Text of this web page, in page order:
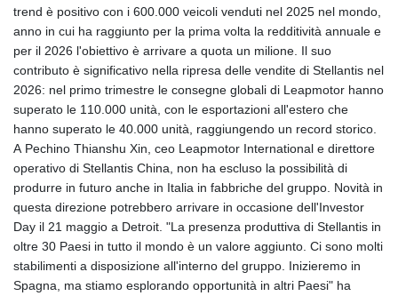
trend è positivo con i 600.000 veicoli venduti nel 2025 nel mondo,
anno in cui ha raggiunto per la prima volta la redditività annuale e
per il 2026 l'obiettivo è arrivare a quota un milione. Il suo
contributo è significativo nella ripresa delle vendite di Stellantis nel
2026: nel primo trimestre le consegne globali di Leapmotor hanno
superato le 110.000 unità, con le esportazioni all'estero che
hanno superato le 40.000 unità, raggiungendo un record storico.
A Pechino Thianshu Xin, ceo Leapmotor International e direttore
operativo di Stellantis China, non ha escluso la possibilità di
produrre in futuro anche in Italia in fabbriche del gruppo. Novità in
questa direzione potrebbero arrivare in occasione dell'Investor
Day il 21 maggio a Detroit. "La presenza produttiva di Stellantis in
oltre 30 Paesi in tutto il mondo è un valore aggiunto. Ci sono molti
stabilimenti a disposizione all'interno del gruppo. Inizieremo in
Spagna, ma stiamo esplorando opportunità in altri Paesi" ha